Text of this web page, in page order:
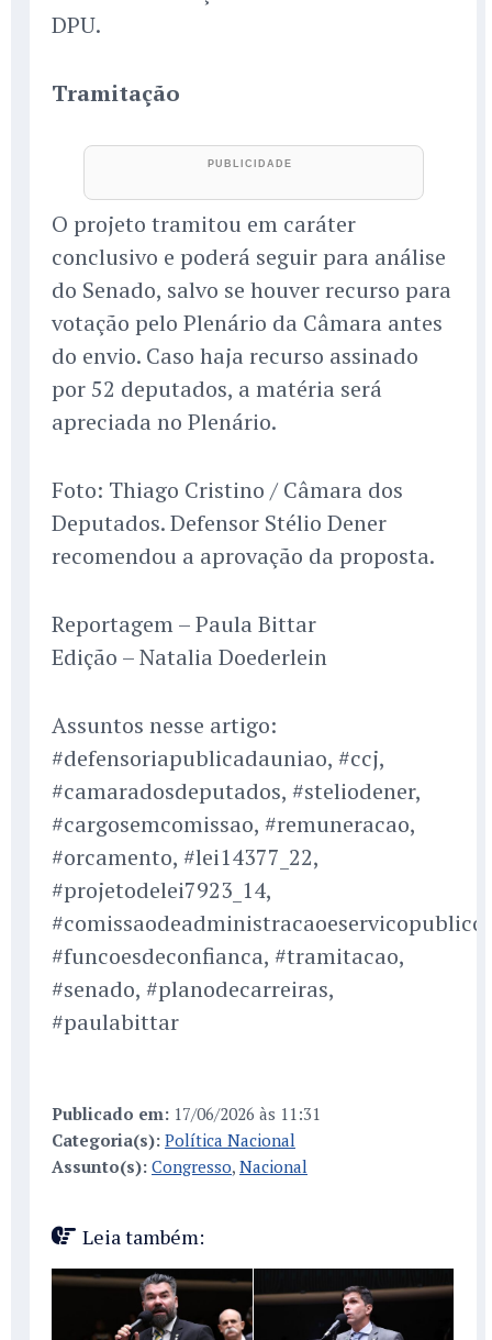
DPU.
Tramitação
O projeto tramitou em caráter
conclusivo e poderá seguir para análise
do Senado, salvo se houver recurso para
votação pelo Plenário da Câmara antes
do envio. Caso haja recurso assinado
por 52 deputados, a matéria será
apreciada no Plenário.
Foto: Thiago Cristino / Câmara dos
Deputados. Defensor Stélio Dener
recomendou a aprovação da proposta.
Reportagem – Paula Bittar
Edição – Natalia Doederlein
Assuntos nesse artigo:
#defensoriapublicadauniao, #ccj,
#camaradosdeputados, #steliodener,
#cargosemcomissao, #remuneracao,
#orcamento, #lei14377_22,
#projetodelei7923_14,
#comissaodeadministracaoeservicopublico,
#funcoesdeconfianca, #tramitacao,
#senado, #planodecarreiras,
#paulabittar
Publicado em: 17/06/2026 às 11:31
Categoria(s): Política Nacional
Assunto(s): Congresso, Nacional
Leia também: